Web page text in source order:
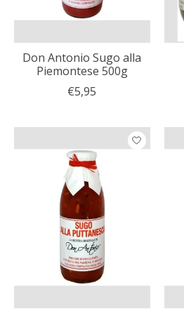
Don Antonio Sugo alla
Piemontese 500g
€5,95